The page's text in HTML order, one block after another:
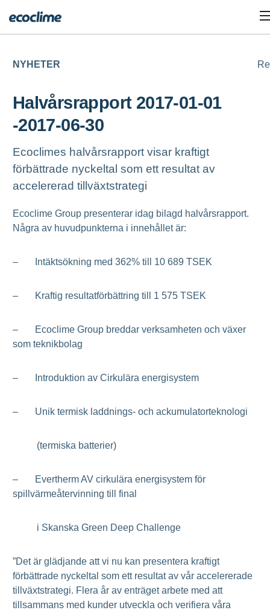
NYHETER
Halvårsrapport 2017-01-01
-2017-06-30
Ecoclimes halvårsrapport visar kraftigt
förbättrade nyckeltal som ett resultat av
accelererad tillväxtstrategi
Ecoclime Group presenterar idag bilagd halvårsrapport.
Några av huvudpunkterna i innehållet är:
– Intäktsökning med 362% till 10 689 TSEK
– Kraftig resultatförbättring till 1 575 TSEK
– Ecoclime Group breddar verksamheten och växer
som teknikbolag
– Introduktion av Cirkulära energisystem
– Unik termisk laddnings- och ackumulatorteknologi
(termiska batterier)
– Evertherm AV cirkulära energisystem för
spillvärmeåtervinning till final
i Skanska Green Deep Challenge
”Det är glädjande att vi nu kan presentera kraftigt
förbättrade nyckeltal som ett resultat av vår accelererade
tillväxtstrategi. Flera år av enträget arbete med att
tillsammans med kunder utveckla och verifiera våra